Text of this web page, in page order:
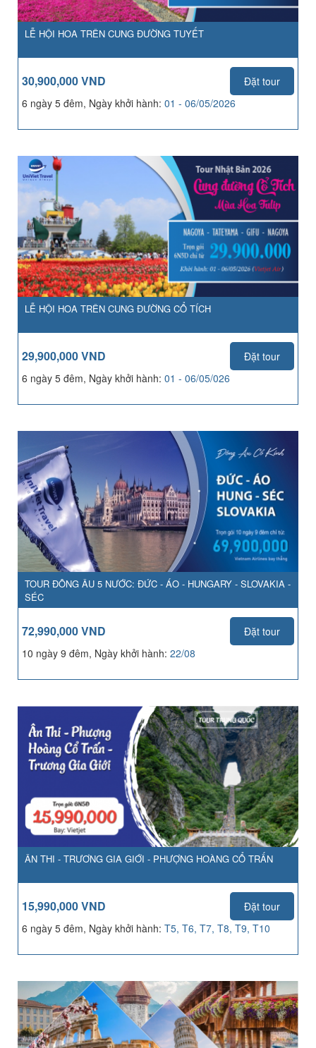
LỄ HỘI HOA TRÊN CUNG ĐƯỜNG TUYẾT
30,900,000 VND
Đặt tour
6 ngày 5 đêm, Ngày khởi hành: 01 - 06/05/2026
LỄ HỘI HOA TRÊN CUNG ĐƯỜNG CỔ TÍCH
29,900,000 VND
Đặt tour
6 ngày 5 đêm, Ngày khởi hành: 01 - 06/05/026
TOUR ĐÔNG ÂU 5 NƯỚC: ĐỨC - ÁO - HUNGARY - SLOVAKIA -
SÉC
72,990,000 VND
Đặt tour
10 ngày 9 đêm, Ngày khởi hành: 22/08
ÂN THI - TRƯƠNG GIA GIỚI - PHƯỢNG HOÀNG CỔ TRẤN
15,990,000 VND
Đặt tour
6 ngày 5 đêm, Ngày khởi hành: T5, T6, T7, T8, T9, T10